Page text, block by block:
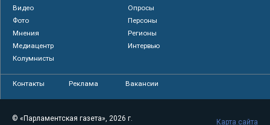
Видео
Опросы
Фото
Персоны
Мнения
Регионы
Медиацентр
Интервью
Колумнисты
Контакты Реклама Вакансии
© «Парламентская газета», 2026 г.
Карта сайта